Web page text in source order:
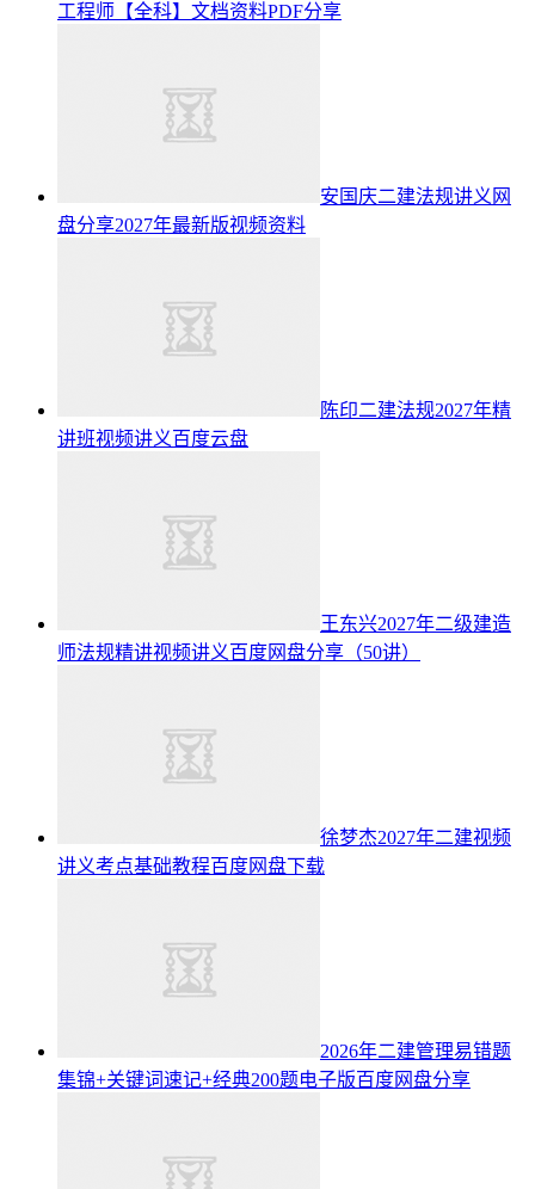
工程师【全科】文档资料PDF分享
安国庆二建法规讲义网
盘分享2027年最新版视频资料
陈印二建法规2027年精
讲班视频讲义百度云盘
王东兴2027年二级建造
师法规精讲视频讲义百度网盘分享（50讲）
徐梦杰2027年二建视频
讲义考点基础教程百度网盘下载
2026年二建管理易错题
集锦+关键词速记+经典200题电子版百度网盘分享